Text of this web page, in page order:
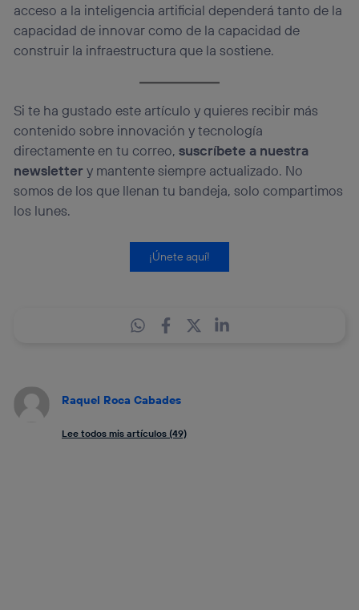
acceso a la inteligencia artificial dependerá tanto de la
capacidad de innovar como de la capacidad de
construir la infraestructura que la sostiene.
Si te ha gustado este artículo y quieres recibir más
contenido sobre innovación y tecnología
directamente en tu correo,suscríbete a nuestra
newslettery mantente siempre actualizado. No
somos de los que llenan tu bandeja, solo compartimos
los lunes.
¡Únete aquí!
Raquel Roca Cabades
Lee todos mis artículos (49)